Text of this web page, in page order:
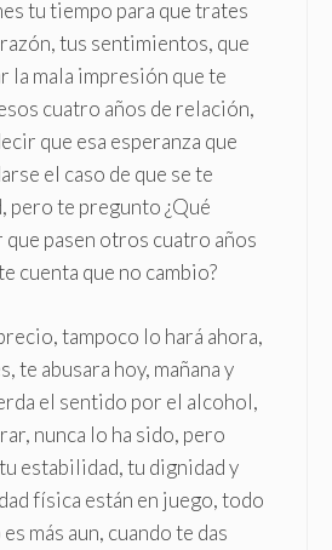
tu tiempo para que trates
tus sentimientos, que
la mala impresión que te
cuatro años de relación,
que esa esperanza que
el caso de que se te
pero te pregunto ¿Qué
que pasen otros cuatro años
cuenta que no cambio?
tampoco lo hará ahora,
te abusara hoy, mañana y
el sentido por el alcohol,
nunca lo ha sido, pero
estabilidad, tu dignidad y
física están en juego, todo
más aun, cuando te das